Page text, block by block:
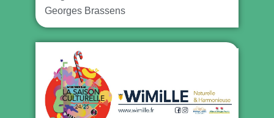
Georges Brassens